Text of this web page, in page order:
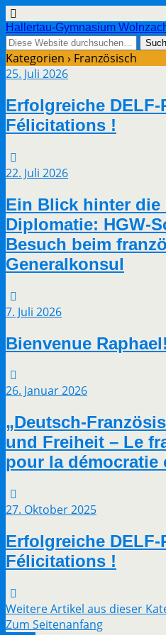
Hallertau-Gymnasium
Kategorien › Französisch
25. Juli 2026
Erfolgreiche
Félicitations !
22. Juli 2026
Ein Blick hinter die
Diplomatie: HGW-
Besuch beim
Generalkonsul
7. Juli 2026
Bienvenue Raphael!
26. Januar 2026
„Deutsch-
und Freiheit – Le
pour la démocratie
27. Oktober 2025
Erfolgreiche
Félicitations !
Weitere Artikel aus dieser
Zum Seitenanfang